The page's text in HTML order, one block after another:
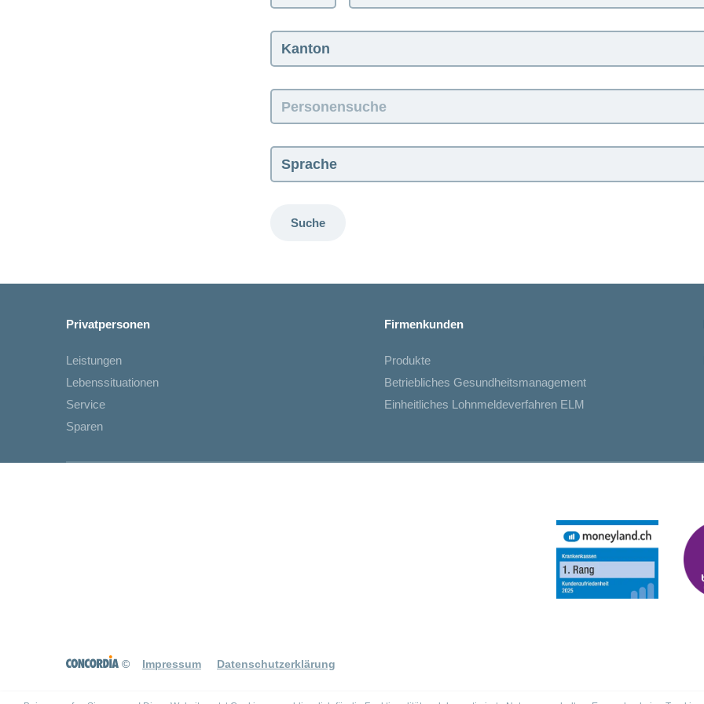
Kanton:
Personensuche:
Sprache:
Suche
Privatpersonen
Leistungen
Lebenssituationen
Service
Sparen
Firmenkunden
Produkte
Betriebliches Gesundheitsmanagement
Einheitliches Lohnmeldeverfahren ELM
© Impressum Datenschutzerklärung